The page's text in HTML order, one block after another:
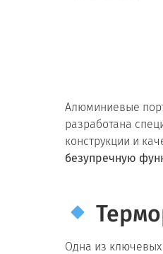
Алюминиевые
разработана
конструкции и
безупречную
Одна из